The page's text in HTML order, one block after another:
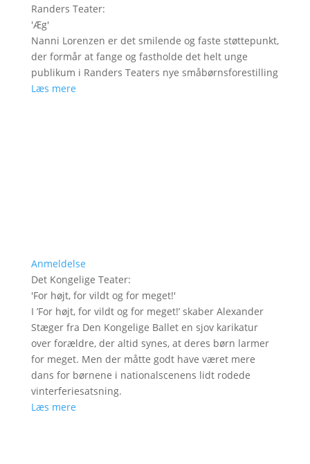
Randers Teater:
'Æg'
Nanni Lorenzen er det smilende og faste støttepunkt,
der formår at fange og fastholde det helt unge
publikum i Randers Teaters nye småbørnsforestilling
Læs mere
Anmeldelse
Det Kongelige Teater:
'For højt, for vildt og for meget!'
I ’For højt, for vildt og for meget!’ skaber Alexander
Stæger fra Den Kongelige Ballet en sjov karikatur
over forældre, der altid synes, at deres børn larmer
for meget. Men der måtte godt have været mere
dans for børnene i nationalscenens lidt rodede
vinterferiesatsning.
Læs mere